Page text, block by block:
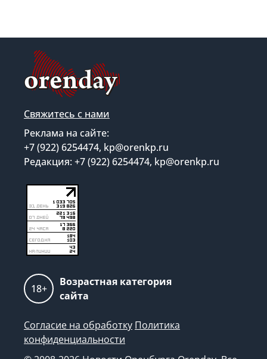
Свяжитесь с нами
Реклама на сайте:
+7 (922) 6254474, kp@orenkp.ru
Редакция: +7 (922) 6254474, kp@orenkp.ru
18+
Возрастная категория
сайта
Согласие на обработку Политика
конфиденциальности